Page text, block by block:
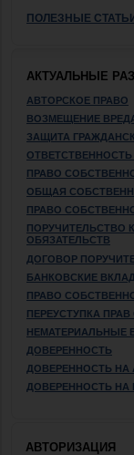
ПОЛЕЗНЫЕ СТАТЬИ
АКТУАЛЬНЫЕ
АВТОРСКОЕ ПРАВО
ВОЗМЕЩЕНИЕ
ЗАЩИТА
ПРАВО
ОБЩАЯ
ПРАВО
ПОРУЧИТЕЛЬСТВО
ОБЯЗАТЕЛЬСТВ
ДОГОВОР
БАНКОВСКИЕ
ПРАВО
ПЕРЕУСТУПКА
НЕМАТЕРИАЛЬНЫЕ
ДОВЕРЕННОСТЬ
ДОВЕРЕННОСТЬ
ДОВЕРЕННОСТЬ НА
АВТОРИЗАЦИЯ